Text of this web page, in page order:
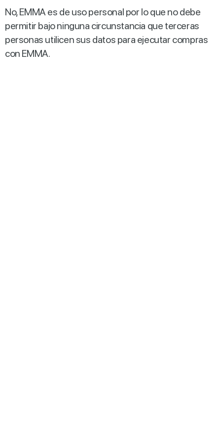
No, EMMA es de uso personal por lo que no debe
permitir bajo ninguna circunstancia que terceras
personas utilicen sus datos para ejecutar compras
con EMMA.